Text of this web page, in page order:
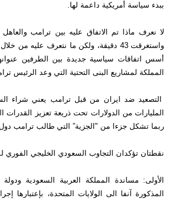
ببدء سياسة أمريكية داعمة لها.
لا نعرف ماذا تم الاتفاق عليه بين ترامب
واستغرقت 43 دقيقة، ولكن ما نتعرف
أسس اتفاقات سياسية جديدة بين الطرفين
المملكة لمشاريع البنى التحتية التي وعد الرئيس
التصعيد ضد ايران من قبل ترامب يعني شراء
المليارات من الدولارات تحت ذريعة تعزيز
ربما تشكل جزءا من "الجزية” التي طالب ترامب دول
نقطتان تؤكدان التجاوب السعودي الخليجي الفوري
الأولى: مساندة المملكة العربية السعودية
المذكورة آنفا الى الولايات المتحدة،